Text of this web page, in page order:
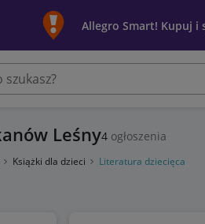
Allegro Smart! Kupuj i
Leśny4 ogłoszenia
Książki dla dzieci Literatura dziecięca